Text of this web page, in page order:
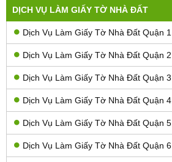
DỊCH VỤ LÀM GIẤY TỜ NHÀ ĐẤT
Dịch Vụ Làm Giấy Tờ Nhà Đất Quận 1
Dịch Vụ Làm Giấy Tờ Nhà Đất Quận 2
Dịch Vụ Làm Giấy Tờ Nhà Đất Quận 3
Dịch Vụ Làm Giấy Tờ Nhà Đất Quận 4
Dịch Vụ Làm Giấy Tờ Nhà Đất Quận 5
Dịch Vụ Làm Giấy Tờ Nhà Đất Quận 6